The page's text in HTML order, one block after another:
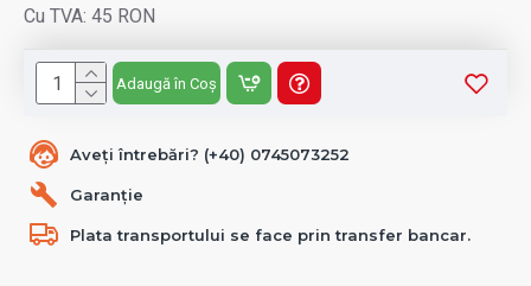
Aveți întrebări? (+40) 0745073252
Garanție
Plata transportului se face prin transfer bancar.
Cu TVA: 45 RON
Adaugă în Coș